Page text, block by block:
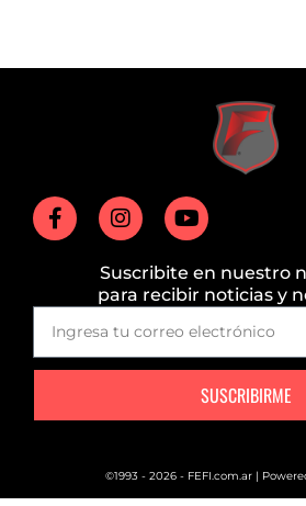
Suscribite en nuestro
para recibir noticias y
SUSCRIBIRME
©1993 - 2026 - FEFI.com.ar |